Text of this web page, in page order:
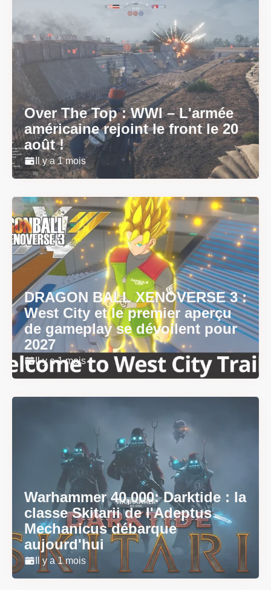
Over The Top : WWI – L'armée
américaine rejoint le front le 20
août !
Il y a 1 mois
DRAGON BALL XENOVERSE 3 :
West City et le premier aperçu
de gameplay se dévoilent pour
2027
Il y a 1 mois
Warhammer 40,000: Darktide : la
classe Skitarii de l'Adeptus
Mechanicus débarque
aujourd'hui
Il y a 1 mois